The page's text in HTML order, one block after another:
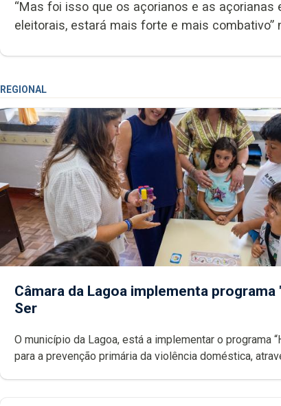
“Mas foi isso que os açorianos e as açorianas
eleitorais, estará mais forte e mais combativo”
REGIONAL
Câmara da Lagoa implementa programa
Ser
O município da Lagoa, está a implementar o programa
para a prevenção primária da violência doméstica,